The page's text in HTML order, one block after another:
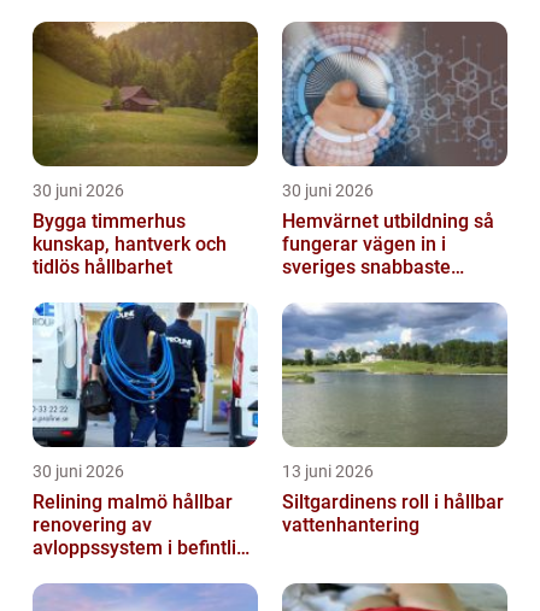
30 juni 2026
Bygga timmerhus
kunskap, hantverk och
tidlös hållbarhet
30 juni 2026
Hemvärnet utbildning så
fungerar vägen in i
sveriges snabbaste
30 juni 2026
Relining malmö hållbar
renovering av
avloppssystem i befintliga
13 juni 2026
Siltgardinens roll i hållbar
vattenhantering